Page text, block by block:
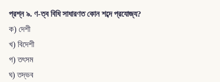
প্রশ্ন ৯. ণ-ত্ব বিধি সাধারণত কোন শব্দে প্রযোজ্য?
ক) দেশী
খ) বিদেশী
গ) তৎসম
ঘ) তদ্ভব